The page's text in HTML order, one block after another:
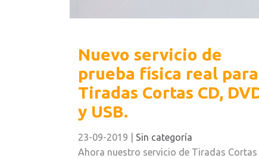
Nuevo servicio de
prueba física real para
Tiradas Cortas CD,
y USB.
23-09-2019
Sin categoría
Ahora nuestro servicio de Tiradas Cortas